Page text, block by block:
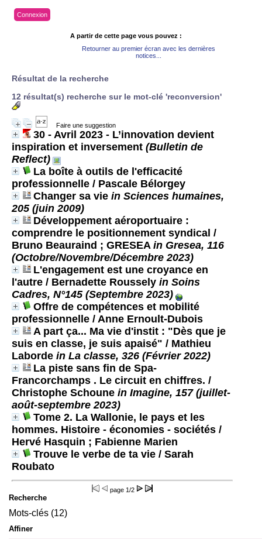
Connexion
A partir de cette page vous pouvez :
Retourner au premier écran avec les dernières
notices...
Résultat de la recherche
12 résultat(s) recherche sur le mot-clé 'reconversion'
Faire une suggestion
30 - Avril 2023 - L’innovation devient
inspiration et inversement (Bulletin de
Reflect)
La boîte à outils de l'efficacité
professionnelle / Pascale Bélorgey
Changer sa vie in Sciences humaines,
205 (juin 2009)
Développement aéroportuaire :
comprendre le positionnement syndical /
Bruno Beauraind ; GRESEA in Gresea, 116
(Octobre/Novembre/Décembre 2023)
L'engagement est une croyance en
l'autre / Bernadette Roussely in Soins
Cadres, N°145 (Septembre 2023)
Offre de compétences et mobilité
professionnelle / Anne Ernoult-Dubois
A part ça... Ma vie d'instit : "Dès que je
suis en classe, je suis apaisé" / Mathieu
Laborde in La classe, 326 (Février 2022)
La piste sans fin de Spa-
Francorchamps . Le circuit en chiffres. /
Christophe Schoune in Imagine, 157 (juillet-
août-septembre 2023)
Tome 2. La Wallonie, le pays et les
hommes. Histoire - économies - sociétés /
Hervé Hasquin ; Fabienne Marien
Trouve le verbe de ta vie / Sarah
Roubato
page 1/2
Recherche
Mots-clés (12)
Affiner